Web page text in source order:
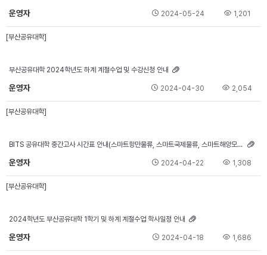
운영자 2024-05-24 1,201
[부산공유대학]
부산공유대학 2024학년도 하계 계절수업 및 수강신청 안내
운영자 2024-04-30 2,054
[부산공유대학]
BITS 공유대학 중간고사 시간표 안내(스마트항만물류, 스마트국제물류, 스마트해양모빌리티)
운영자 2024-04-22 1,308
[부산공유대학]
2024학년도 부산공유대학 1학기 및 하계 계절수업 학사일정 안내
운영자 2024-04-18 1,686